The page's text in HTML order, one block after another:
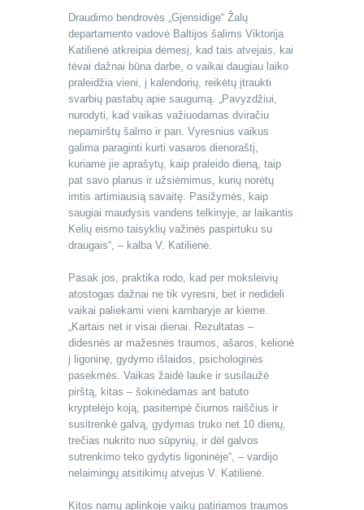
Draudimo bendrovės „Gjensidige“ Žalų
departamento vadovė Baltijos šalims Viktorija
Katilienė atkreipia dėmesį, kad tais atvejais, kai
tėvai dažnai būna darbe, o vaikai daugiau laiko
praleidžia vieni, į kalendorių, reikėtų įtraukti
svarbių pastabų apie saugumą. „Pavyzdžiui,
nurodyti, kad vaikas važiuodamas dviračiu
nepamirštų šalmo ir pan. Vyresnius vaikus
galima paraginti kurti vasaros dienoraštį,
kuriame jie aprašytų, kaip praleido dieną, taip
pat savo planus ir užsiėmimus, kurių norėtų
imtis artimiausią savaitę. Pasižymės, kaip
saugiai maudysis vandens telkinyje, ar laikantis
Kelių eismo taisyklių važinės paspirtuku su
draugais“, – kalba V. Katilienė.
Pasak jos, praktika rodo, kad per moksleivių
atostogas dažnai ne tik vyresni, bet ir nedideli
vaikai paliekami vieni kambaryje ar kieme.
„Kartais net ir visai dienai. Rezultatas –
didesnės ar mažesnės traumos, ašaros, kelionė
į ligoninę, gydymo išlaidos, psichologinės
pasekmės. Vaikas žaidė lauke ir susilaužė
pirštą, kitas – šokinėdamas ant batuto
kryptelėjo koją, pasitempė čiurnos raiščius ir
susitrenkė galvą, gydymas truko net 10 dienų,
trečias nukrito nuo sūpynių, ir dėl galvos
sutrenkimo teko gydytis ligoninėje“, – vardijo
nelaimingų atsitikimų atvejus V. Katilienė.
Kitos namų aplinkoje vaikų patiriamos traumos